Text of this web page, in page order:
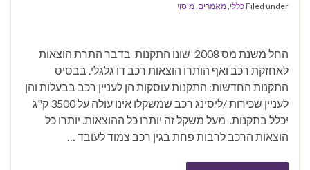
Filed underכללי,מאמרים,מיסוי
החל משנת מס 2008 שונו התקנות בדבר התרת הוצאות
לאחזקת רכב ואף הותרו הוצאות רכב דו גלגלי. בבסיס
התקנות החדשות: התקנות עוסקות הן לעניין רכב בבעלות והן
לעניין שכירות /ליסינג רכב שמשקלו אינו עולה על 3500 ק"ג
יכלל בתקנות. מעל משקל זה יותרו כל ההוצאות. יותרו כל
הוצאות הרכב לרבות פחת בגין רכב צמוד לעובד …